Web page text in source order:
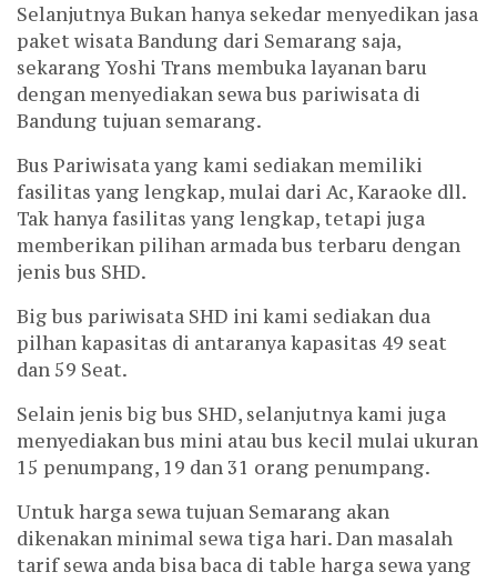
Selanjutnya Bukan hanya sekedar menyedikan jasa
paket wisata Bandung dari Semarang saja,
sekarang Yoshi Trans membuka layanan baru
dengan menyediakan sewa bus pariwisata di
Bandung tujuan semarang.
Bus Pariwisata yang kami sediakan memiliki
fasilitas yang lengkap, mulai dari Ac, Karaoke dll.
Tak hanya fasilitas yang lengkap, tetapi juga
memberikan pilihan armada bus terbaru dengan
jenis bus SHD.
Big bus pariwisata SHD ini kami sediakan dua
pilhan kapasitas di antaranya kapasitas 49 seat
dan 59 Seat.
Selain jenis big bus SHD, selanjutnya kami juga
menyediakan bus mini atau bus kecil mulai ukuran
15 penumpang, 19 dan 31 orang penumpang.
Untuk harga sewa tujuan Semarang akan
dikenakan minimal sewa tiga hari. Dan masalah
tarif sewa anda bisa baca di table harga sewa yang